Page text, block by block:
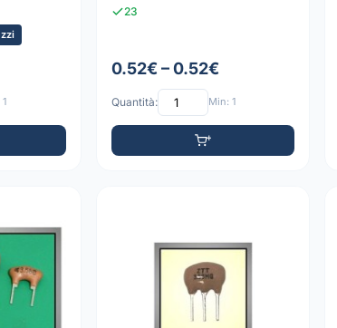
23
0.52€ – 0.52€
Quantità: Min: 1